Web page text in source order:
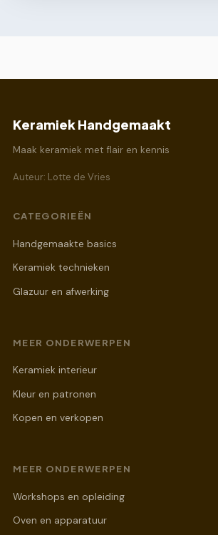
Keramiek Handgemaakt
Maak keramiek met flair en kennis
Auteur: Lotte de Vries
CATEGORIEËN
Handgemaakte basics
Keramiek technieken
Glazuur en afwerking
MEER ONDERWERPEN
Keramiek interieur
Kleur en patronen
Kopen en verkopen
MEER ONDERWERPEN
Workshops en opleiding
Oven en apparatuur